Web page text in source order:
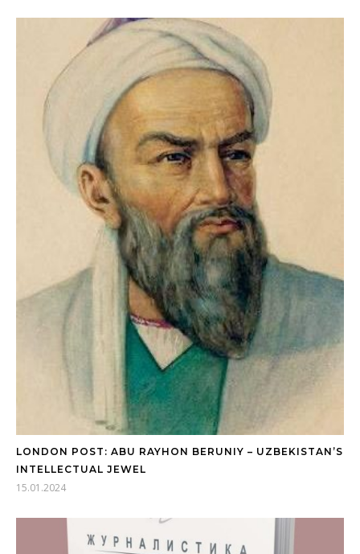
LONDON POST: ABU RAYHON BERUNIY – UZBEKISTAN’S
INTELLECTUAL JEWEL
15.01.2024